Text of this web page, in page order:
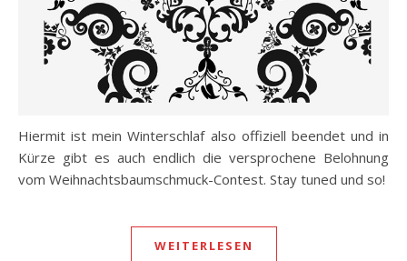
Hiermit ist mein Winterschlaf also offiziell beendet und in
Kürze gibt es auch endlich die versprochene Belohnung
vom Weihnachtsbaumschmuck-Contest. Stay tuned und so!
WEITERLESEN